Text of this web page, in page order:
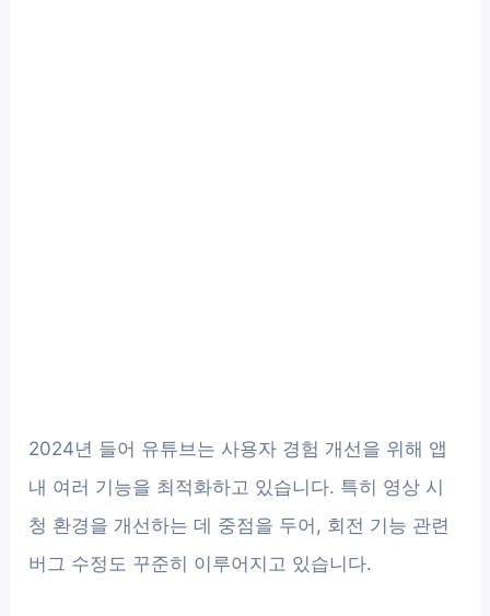
2024년 들어 유튜브는 사용자 경험 개선을 위해 앱
내 여러 기능을 최적화하고 있습니다. 특히 영상 시
청 환경을 개선하는 데 중점을 두어, 회전 기능 관련
버그 수정도 꾸준히 이루어지고 있습니다.